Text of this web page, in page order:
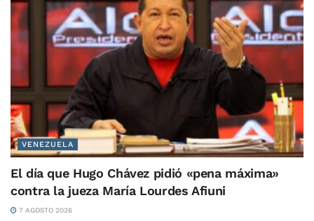
VENEZUELA
El día que Hugo Chávez pidió «pena máxima»
contra la jueza María Lourdes Afiuni
7 AGOSTO 2026